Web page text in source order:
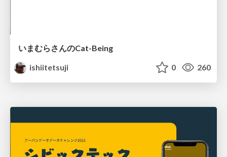
いまむらさんのCat-Being
ishiitetsuji
0 260